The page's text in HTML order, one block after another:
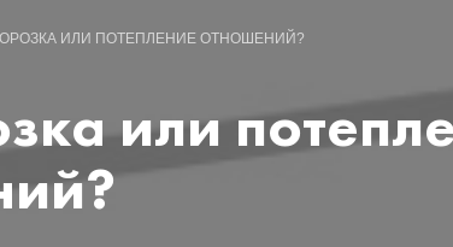
ИЛИ ПОТЕПЛЕНИЕ ОТНОШЕНИЙ?
или